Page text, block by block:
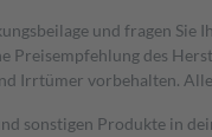
und fragen
des
Irrtümer vorbehalten.
sonstigen Produkte in